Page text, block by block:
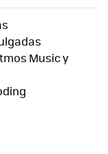
Music y